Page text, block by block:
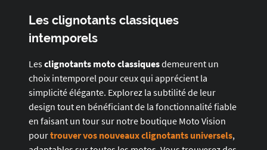
Les clignotants classiques
intemporels
Lesclignotants moto classiquesdemeurent un
choix intemporel pour ceux qui apprécient la
simplicité élégante. Explorez la subtilité de leur
design tout en bénéficiant de la fonctionnalité fiable
en faisant un tour sur notre boutique Moto Vision
pourtrouver vos nouveauxclignotants universels,